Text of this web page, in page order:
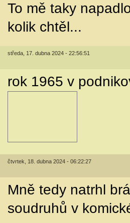
To mě taky
kolik chtěl...
středa, 17. dubna 2024 - 22:56:51
rok 1965 v
čtvrtek, 18. dubna 2024 - 06:22:27
Mně tedy natrhl
soudruhů v